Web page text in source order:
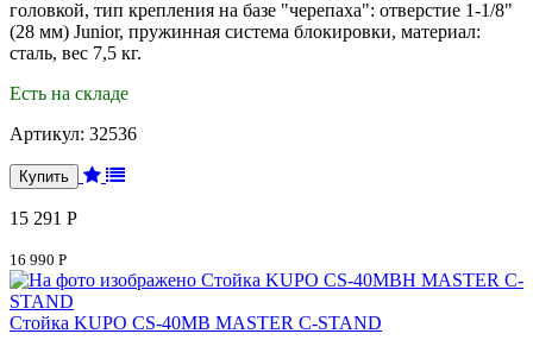
головкой, тип крепления на базе "черепаха": отверстие 1-1/8"
(28 мм) Junior, пружинная система блокировки, материал:
сталь, вес 7,5 кг.
Есть на складе
Артикул: 32536
15 291 Р
16 990 Р
Стойка KUPO CS-40MB MASTER C-STAND